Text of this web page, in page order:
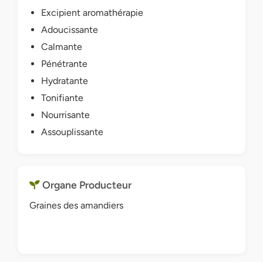
Excipient aromathérapie
Adoucissante
Calmante
Pénétrante
Hydratante
Tonifiante
Nourrisante
Assouplissante
Organe Producteur
Graines des amandiers